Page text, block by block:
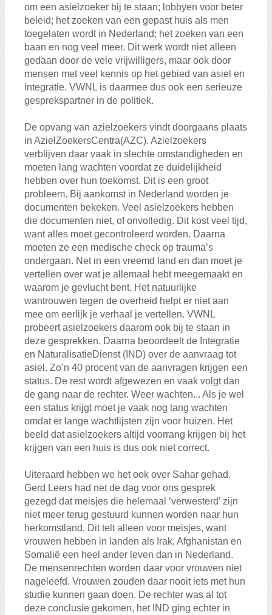
om een asielzoeker bij te staan; lobbyen voor beter
beleid; het zoeken van een gepast huis als men
toegelaten wordt in Nederland; het zoeken van een
baan en nog veel meer. Dit werk wordt niet alleen
gedaan door de vele vrijwilligers, maar ook door
mensen met veel kennis op het gebied van asiel en
integratie. VWNL is daarmee dus ook een serieuze
gesprekspartner in de politiek.
De opvang van azielzoekers vindt doorgaans plaats
in AzielZoekersCentra(AZC). Azielzoekers
verblijven daar vaak in slechte omstandigheden en
moeten lang wachten voordat ze duidelijkheid
hebben over hun toekomst. Dit is een groot
probleem. Bij aankomst in Nederland worden je
documenten bekeken. Veel asielzoekers hebben
die documenten niet, of onvolledig. Dit kost veel tijd,
want alles moet gecontroleerd worden. Daarna
moeten ze een medische check op trauma’s
ondergaan. Net in een vreemd land en dan moet je
vertellen over wat je allemaal hebt meegemaakt en
waarom je gevlucht bent. Het natuurlijke
wantrouwen tegen de overheid helpt er niet aan
mee om eerlijk je verhaal je vertellen. VWNL
probeert asielzoekers daarom ook bij te staan in
deze gesprekken. Daarna beoordeelt de Integratie
en NaturalisatieDienst (IND) over de aanvraag tot
asiel. Zo’n 40 procent van de aanvragen krijgen een
status. De rest wordt afgewezen en vaak volgt dan
de gang naar de rechter. Weer wachten... Als je wel
een status krijgt moet je vaak nog lang wachten
omdat er lange wachtlijsten zijn voor huizen. Het
beeld dat asielzoekers altijd voorrang krijgen bij het
krijgen van een huis is dus ook niet correct.
Uiteraard hebben we het ook over Sahar gehad.
Gerd Leers had net de dag voor ons gesprek
gezegd dat meisjes die helemaal ‘verwesterd’ zijn
niet meer terug gestuurd kunnen worden naar hun
herkomstland. Dit telt alleen voor meisjes, want
vrouwen hebben in landen als Irak, Afghanistan en
Somalië een heel ander leven dan in Nederland.
De mensenrechten worden daar voor vrouwen niet
nageleefd. Vrouwen zouden daar nooit iets met hun
studie kunnen gaan doen. De rechter was al tot
deze conclusie gekomen, het IND ging echter in